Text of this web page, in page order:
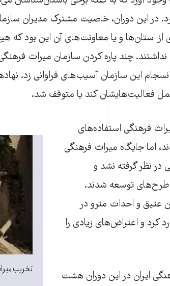
در این دوران، خاصیت مشترک مدیران
از استان‌ها و یا معاونت‌های آن این بود
چند پاره کردن سازمان میراث
این سازمان آسیب‌های فراوانی زد.
فعالیت‌هایشان کند یا متوقف شد.
تخریب
فرهنگی استفاده‌های
اما جایگاه میراث فرهنگی
در نظر گرفته نشد و
طرح‌های توسعه شدند.
عتیق و احداث مترو در
کرد و اعتراض‌های زیادی را
ایران در این دوران هشت